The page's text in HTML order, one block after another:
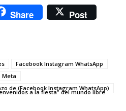
Share Post
Facebook Instagram WhatsApp
Meta
de (Facebook Instagram WhatsApp)
a la fiesta" del mundo libre